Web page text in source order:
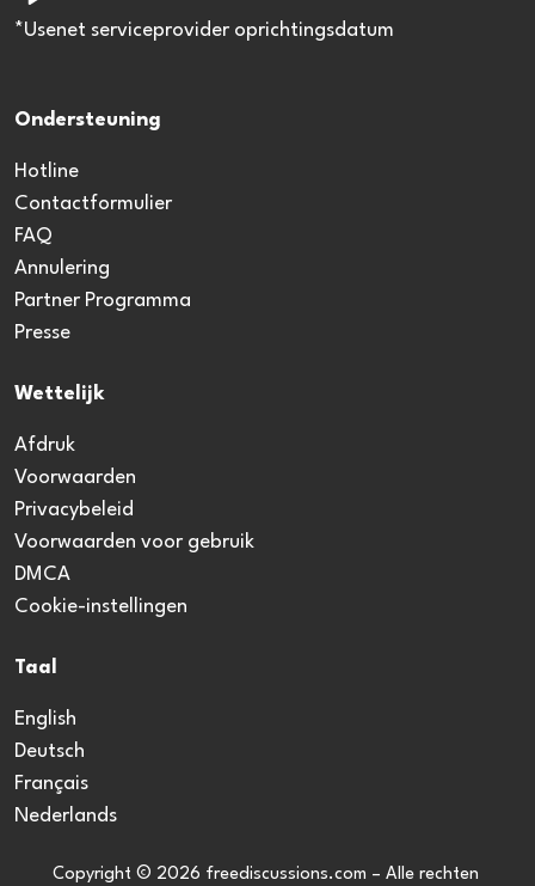
*Usenet serviceprovider oprichtingsdatum
Ondersteuning
Hotline
Contactformulier
FAQ
Annulering
Partner Programma
Presse
Wettelijk
Afdruk
Voorwaarden
Privacybeleid
Voorwaarden voor gebruik
DMCA
Cookie-instellingen
Taal
English
Deutsch
Français
Nederlands
Copyright © 2026 freediscussions.com – Alle rechten